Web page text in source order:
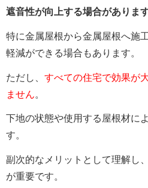
遮音性が向上する場合があります
特に金属屋根から金属屋根へ施
軽減ができる場合もあります。
ただし、 すべての住宅で効果が
ません。
下地の状態や使用する屋根材に
す。
副次的なメリットとして理解し
が重要です。